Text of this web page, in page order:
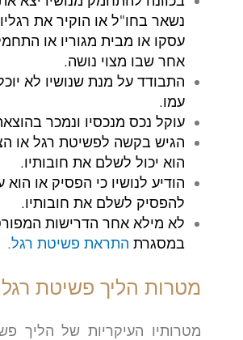
נשאר בחו"ל או הוקיר את
עסקו או מבית מגוריו או
אחר שבו מצוי נושה.
התבודד על מנת שנושיו לא
עמו.
עוקל נכס מנכסיו ונמכר
הגיש בקשה לפשיטת רגל או
הוא יכול לשלם את חובותיו.
הודיע לנושיו כי הפסיק או הוא
להפסיק לשלם את חובותיו.
לא מילא אחר הדרישות
במסגרת התראת פשיטת רגל.
מטרות הליך פשיטת רגל
מטרותיו העיקריות של הליך